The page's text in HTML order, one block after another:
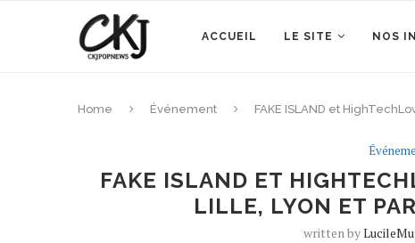
ACCUEIL LE SITE NOS
Home Événement FAKE ISLAND et
FAKE ISLAND ET
LILLE, LYON ET
written by